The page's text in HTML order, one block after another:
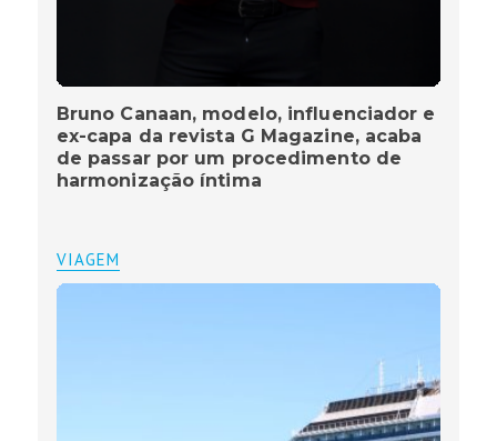
Bruno Canaan, modelo, influenciador e
ex-capa da revista G Magazine, acaba
de passar por um procedimento de
harmonização íntima
VIAGEM